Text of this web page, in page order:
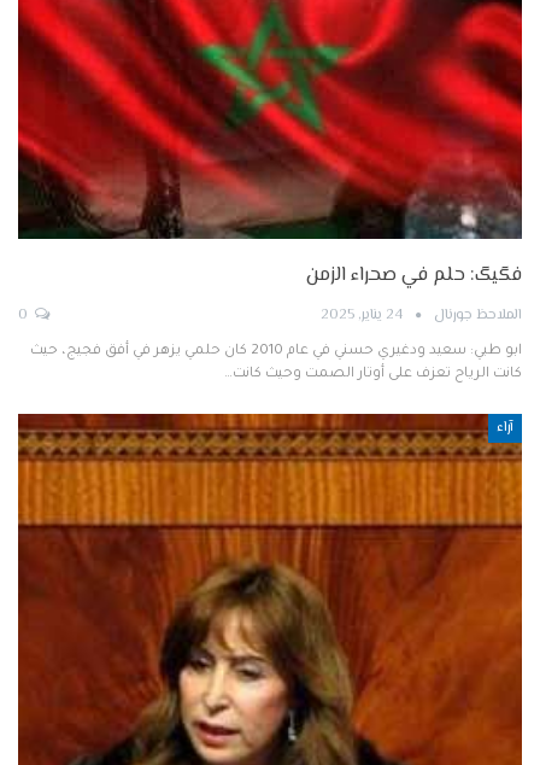
فگيگ: حلم في صحراء الزمن
الملاحظ جورنال 24 يناير, 2025
ابو طبي: سعيد ودغيري حسني في عام 2010 كان حلمي يزهر في أفق فجيج، حيث
كانت الرياح تعزف على أوتار الصمت وحيث كانت…
آراء